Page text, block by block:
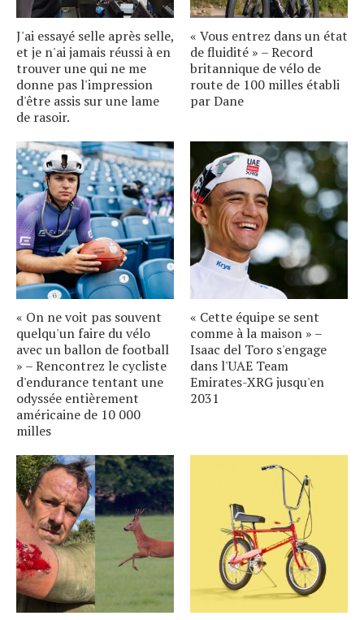
J'ai essayé selle après selle,
et je n'ai jamais réussi à en
trouver une qui ne me
donne pas l'impression
d'être assis sur une lame
de rasoir.
« Vous entrez dans un état
de fluidité » – Record
britannique de vélo de
route de 100 milles établi
par Dane
« On ne voit pas souvent
quelqu'un faire du vélo
avec un ballon de football
» – Rencontrez le cycliste
d'endurance tentant une
odyssée entièrement
américaine de 10 000
milles
« Cette équipe se sent
comme à la maison » –
Isaac del Toro s'engage
dans l'UAE Team
Emirates-XRG jusqu'en
2031